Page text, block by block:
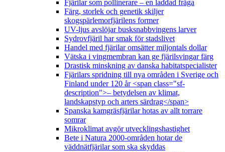
Fjärilar som pollinerare – en laddad fråga
Färg, storlek och genetik skiljer
skogspärlemorfjärilens former
UV-ljus avslöjar busksnabbvingens larver
Sydrovfjäril har smak för stadslivet
Handel med fjärilar omsätter miljontals dollar
Vätska i vingmembran kan ge fjärilsvingar färg
Drastisk minskning av danska habitatspecialister
Fjärilars spridning till nya områden i Sverige och
Finland under 120 år <span class="sf-
description">– betydelsen av klimat,
landskapstyp och arters särdrag</span>
Spanska kamgräsfjärilar hotas av allt torrare
somrar
Mikroklimat avgör utvecklingshastighet
Bete i Natura 2000-områden hotar de
väddnätfjärilar som ska skyddas